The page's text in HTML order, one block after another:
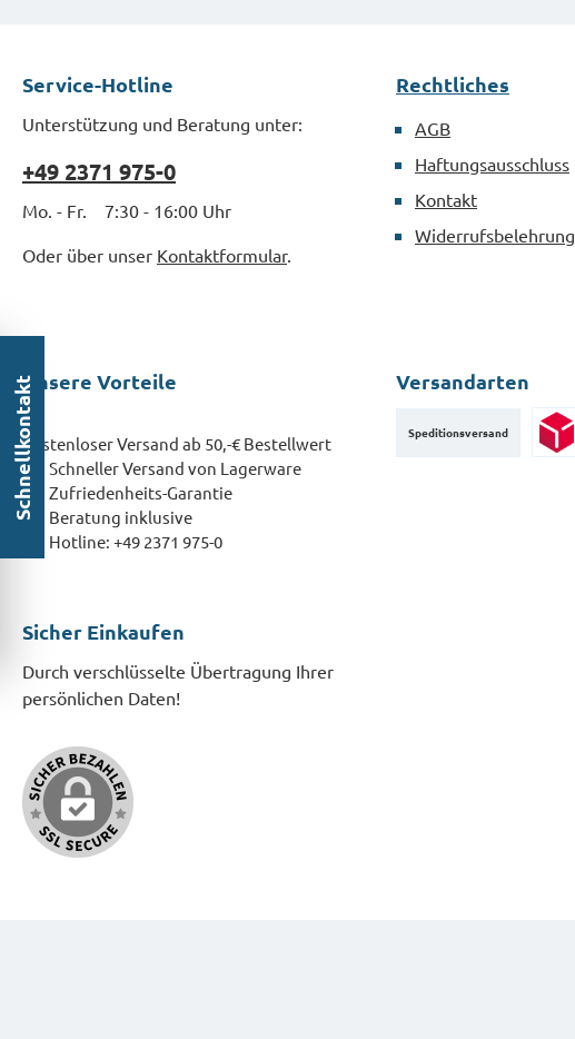
Service-Hotline
Unterstützung und Beratung unter:
+49 2371 975-0
Mo. - Fr. 7:30 - 16:00 Uhr
Oder über unser Kontaktformular.
Rechtliches
AGB
Haftungsausschluss
Kontakt
Widerrufsbelehrung
Unsere Vorteile
Kostenloser Versand ab 50,-€ Bestellwert
Schneller Versand von Lagerware
Zufriedenheits-Garantie
Beratung inklusive
Hotline: +49 2371 975-0
Versandarten
Speditionsversand
Sicher Einkaufen
Durch verschlüsselte Übertragung Ihrer
persönlichen Daten!
Schnellkontakt